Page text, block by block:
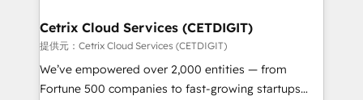
Award 🏆2020 Elite Solutions Partner 🏆2019
Integrations HubSpot Impact Award 🏆2019
Marketing Enablement HubSpot Impact Award 🏆
2018 Website Design HubSpot Impact Award 🏆2017
Cetrix Cloud Services (CETDIGIT)
提供元：Cetrix Cloud Services (CETDIGIT)
We’ve empowered over 2,000 entities — from
Fortune 500 companies to fast-growing startups